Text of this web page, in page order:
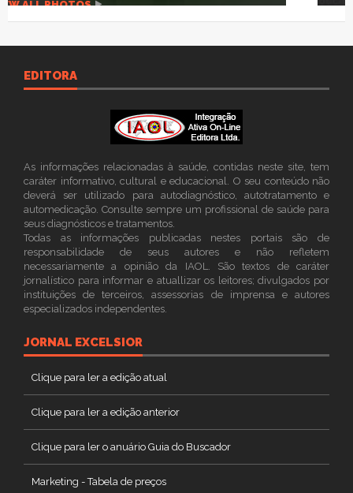
EDITORA
As informações relacionadas à saúde, contidas neste site, tem
caráter informativo, cultural e educacional. O seu conteúdo não
deverá ser utilizado para autodiagnóstico, autotratamento e
automedicação. Consulte sempre um profissional de saúde para
seus diagnósticos e tratamentos.
Todas as informações publicadas nestes portais são de
responsabilidade de seus autores e não refletem
necessariamente a opinião da IAOL. São textos de caráter
jornalístico para informar e atuallizar os leitores; divulgados por
instituições de terceiros, assessorias de imprensa e autores
especializados independentes.
JORNAL EXCELSIOR
Clique para ler a edição atual
Clique para ler a edição anterior
Clique para ler o anuário Guia do Buscador
Marketing - Tabela de preços